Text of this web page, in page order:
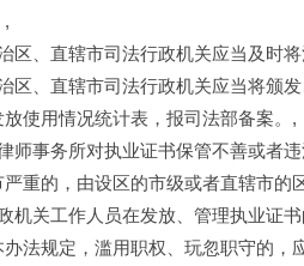
,
区、直辖市司法行政机关应当及时
区、直辖市司法行政机关应当将颁
使用情况统计表，报司法部备案。,
师事务所对执业证书保管不善或者
重的，由设区的市级或者直辖市的
机关工作人员在发放、管理执业证
法规定，滥用职权、玩忽职守的